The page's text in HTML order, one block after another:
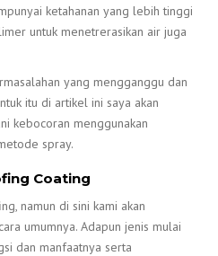
ketahanan yang lebih tinggi
untuk menetrerasikan air juga
yang mengganggu dan
itu di artikel ini saya akan
kebocoran menggunakan
spray.
Coating
namun di sini kami akan
umumnya. Adapun jenis mulai
dan manfaatnya serta